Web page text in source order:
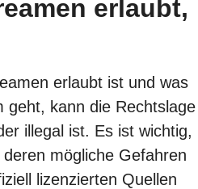
erlaubt,
erlaubt ist und was
geht, kann die Rechtslage
illegal ist. Es ist wichtig,
mögliche Gefahren
lizenzierten Quellen